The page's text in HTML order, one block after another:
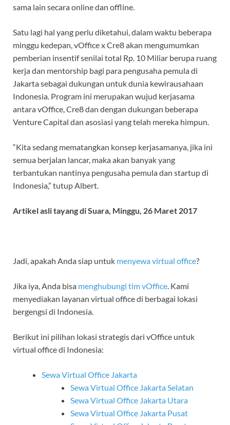
sama lain secara online dan offline.
Satu lagi hal yang perlu diketahui, dalam waktu beberapa
minggu kedepan, vOffice x Cre8 akan mengumumkan
pemberian insentif senilai total Rp. 10 Miliar berupa ruang
kerja dan mentorship bagi para pengusaha pemula di
Jakarta sebagai dukungan untuk dunia kewirausahaan
Indonesia. Program ini merupakan wujud kerjasama
antara vOffice, Cre8 dan dengan dukungan beberapa
Venture Capital dan asosiasi yang telah mereka himpun.
“Kita sedang mematangkan konsep kerjasamanya, jika ini
semua berjalan lancar, maka akan banyak yang
terbantukan nantinya pengusaha pemula dan startup di
Indonesia,” tutup Albert.
Artikel asli tayang di Suara, Minggu, 26 Maret 2017
Jadi, apakah Anda siap untuk menyewa virtual office?
Jika iya, Anda bisa menghubungi tim vOffice. Kami
menyediakan layanan virtual office di berbagai lokasi
bergengsi di Indonesia.
Berikut ini pilihan lokasi strategis dari vOffice untuk
virtual office di Indonesia:
Sewa Virtual Office Jakarta
Sewa Virtual Office Jakarta Selatan
Sewa Virtual Office Jakarta Utara
Sewa Virtual Office Jakarta Pusat